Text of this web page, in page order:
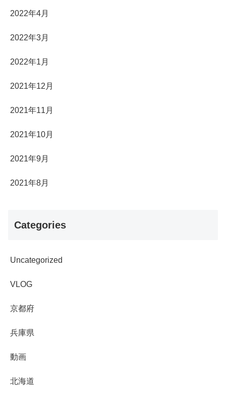
2022年4月
2022年3月
2022年1月
2021年12月
2021年11月
2021年10月
2021年9月
2021年8月
Categories
Uncategorized
VLOG
京都府
兵庫県
動画
北海道